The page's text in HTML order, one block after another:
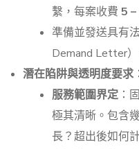
繫，每案收費 5
準備並發送具有
Demand Letter
潛在陷阱與透明度要求 ：
服務範圍界定 ：
極其清晰。包含
長？超出後如何